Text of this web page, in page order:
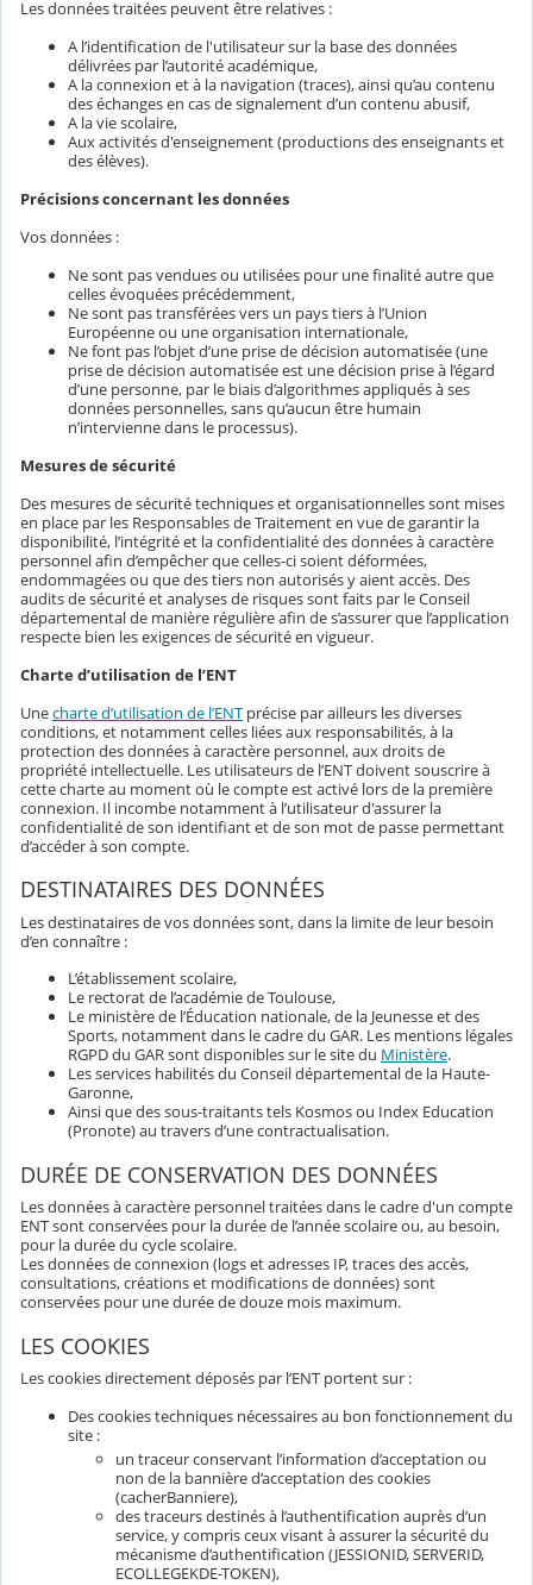
Les données traitées peuvent être relatives :
A l’identification de l'utilisateur sur la base des données
délivrées par l’autorité académique,
A la connexion et à la navigation (traces), ainsi qu’au contenu
des échanges en cas de signalement d’un contenu abusif,
A la vie scolaire,
Aux activités d'enseignement (productions des enseignants et
des élèves).
Précisions concernant les données
Vos données :
Ne sont pas vendues ou utilisées pour une finalité autre que
celles évoquées précédemment,
Ne sont pas transférées vers un pays tiers à l’Union
Européenne ou une organisation internationale,
Ne font pas l’objet d’une prise de décision automatisée (une
prise de décision automatisée est une décision prise à l’égard
d’une personne, par le biais d’algorithmes appliqués à ses
données personnelles, sans qu’aucun être humain
n’intervienne dans le processus).
Mesures de sécurité
Des mesures de sécurité techniques et organisationnelles sont mises
en place par les Responsables de Traitement en vue de garantir la
disponibilité, l’intégrité et la confidentialité des données à caractère
personnel afin d’empêcher que celles-ci soient déformées,
endommagées ou que des tiers non autorisés y aient accès. Des
audits de sécurité et analyses de risques sont faits par le Conseil
départemental de manière régulière afin de s’assurer que l’application
respecte bien les exigences de sécurité en vigueur.
Charte d’utilisation de l’ENT
Unecharte d’utilisation de l’ENT précise par ailleurs les diverses
conditions, et notamment celles liées aux responsabilités, à la
protection des données à caractère personnel, aux droits de
propriété intellectuelle. Les utilisateurs de l’ENT doivent souscrire à
cette charte au moment où le compte est activé lors de la première
connexion. Il incombe notamment à l’utilisateur d'assurer la
confidentialité de son identifiant et de son mot de passe permettant
d’accéder à son compte.
DESTINATAIRES DES DONNÉES
Les destinataires de vos données sont, dans la limite de leur besoin
d’en connaître :
L’établissement scolaire,
Le rectorat de l’académie de Toulouse,
Le ministère de l’Éducation nationale, de la Jeunesse et des
Sports, notamment dans le cadre du GAR. Les mentions légales
RGPD du GAR sont disponibles sur le site du Ministère.
Les services habilités du Conseil départemental de la Haute-
Garonne,
Ainsi que des sous-traitants tels Kosmos ou Index Education
(Pronote) au travers d’une contractualisation.
DURÉE DE CONSERVATION DES DONNÉES
Les données à caractère personnel traitées dans le cadre d'un compte
ENT sont conservées pour la durée de l’année scolaire ou, au besoin,
pour la durée du cycle scolaire.
Les données de connexion (logs et adresses IP, traces des accès,
consultations, créations et modifications de données) sont
conservées pour une durée de douze mois maximum.
LES COOKIES
Les cookies directement déposés par l’ENT portent sur :
Des cookies techniques nécessaires au bon fonctionnement du
site :
un traceur conservant l’information d’acceptation ou
non de la bannière d’acceptation des cookies
(cacherBanniere),
des traceurs destinés à l’authentification auprès d’un
service, y compris ceux visant à assurer la sécurité du
mécanisme d’authentification (JESSIONID, SERVERID,
ECOLLEGEKDE-TOKEN),